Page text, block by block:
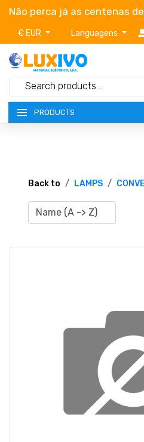
Não perca já as centenas
€ EUR Languagens
PRODUCTS
TERMS OF SERVICE
CATALOGUES
Back to LAMPS